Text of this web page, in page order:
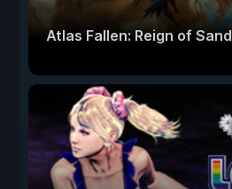
Atlas Fallen: Reign of Sand